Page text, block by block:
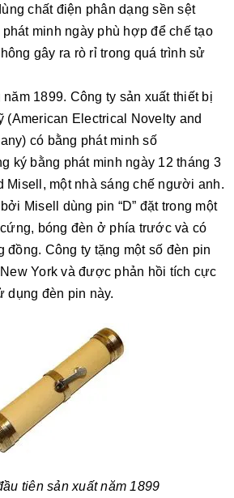
chất điện phân dạng sền sệt
minh ngày phù hợp để chế tạo
gây ra rò rỉ trong quá trình sử
1899. Công ty sản xuất thiết bị
(American Electrical Novelty and
) có bằng phát minh số
ký bằng phát minh ngày 12 tháng 3
Misell, một nhà sáng chế người anh.
Misell dùng pin “D” đặt trong một
bóng đèn ở phía trước và có
đồng. Công ty tặng một số đèn pin
York và được phản hồi tích cực
dụng đèn pin này.
tiên sản xuất năm 1899